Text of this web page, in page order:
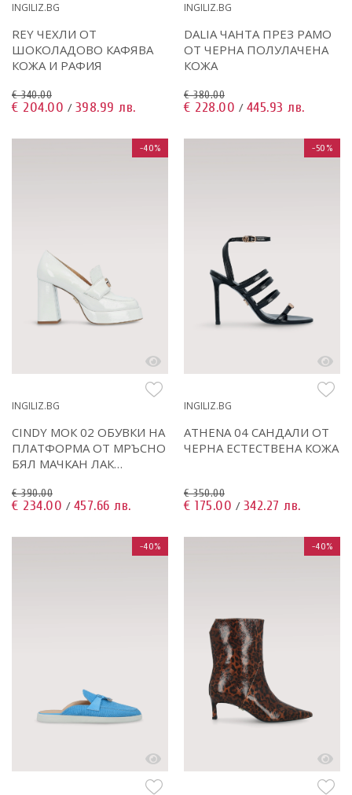
INGILIZ.BG
REY ЧЕХЛИ ОТ
ШОКОЛАДОВО КАФЯВА
КОЖА И РАФИЯ
€ 340.00
€ 204.00 / 398.99 лв.
INGILIZ.BG
DALIA ЧАНТА ПРЕЗ РАМО
ОТ ЧЕРНА ПОЛУЛАЧЕНА
КОЖА
€ 380.00
€ 228.00 / 445.93 лв.
-40%
INGILIZ.BG
CINDY МОК 02 ОБУВКИ НА
ПЛАТФОРМА ОТ МРЪСНО
БЯЛ МАЧКАН ЛАК
€ 390.00
€ 234.00 / 457.66 лв.
-50%
INGILIZ.BG
ATHENA 04 САНДАЛИ ОТ
ЧЕРНА ЕСТЕСТВЕНА КОЖА
€ 350.00
€ 175.00 / 342.27 лв.
-40% -40%